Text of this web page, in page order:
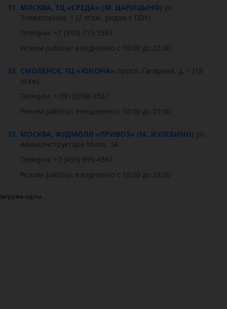
31. МОСКВА, ТЦ «СРЕДА» (М. ЦАРИЦЫНО) ул.
Элеваторная, 1 (2 этаж, рядом с DDX)
Телефон: +7 (910) 715-5567
Режим работы: ежедневно с 10:00 до 22:00
32. СМОЛЕНСК, ТЦ «ЮНОНА» просп. Гагарина, д. 1 (1й
этаж)
Телефон: +7(910)788-3567
Режим работы: ежедневно с 10:00 до 21:00
33. МОСКВА, ФУДМОЛЛ «ПРИВОЗ» (М. ЖУЛЕБИНО) ул.
Авиаконструктора Миля, 3А
Телефон: +7 (495) 999-4567
Режим работы: ежедневно с 10:00 до 22:00
загрузка карты...